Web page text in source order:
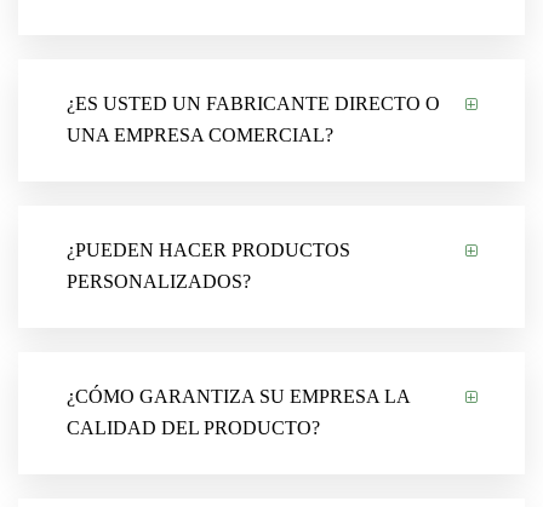
¿ES USTED UN FABRICANTE DIRECTO O
UNA EMPRESA COMERCIAL?
¿PUEDEN HACER PRODUCTOS
PERSONALIZADOS?
¿CÓMO GARANTIZA SU EMPRESA LA
CALIDAD DEL PRODUCTO?